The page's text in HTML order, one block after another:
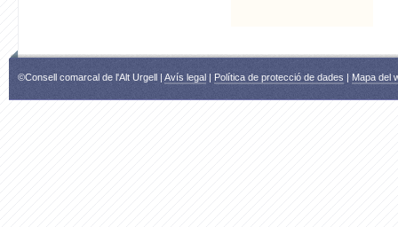
©Consell comarcal de l'Alt Urgell | Avís legal | Política de protecció de dades | Mapa del